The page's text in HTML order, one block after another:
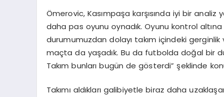
Ömerovic, Kasımpaşa karşısında iyi bir analiz
daha pas oyunu oynadık. Oyunu kontrol
durumumuzdan dolayı takım içindeki
maçta da yaşadık. Bu da futbolda doğal bir
Takım bunları bugün de gösterdi” şeklinde
Takımı aldıkları galibiyetle biraz daha